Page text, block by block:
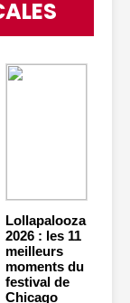
Lollapalooza
2026 : les 11
meilleurs
moments du
festival de
Chicago